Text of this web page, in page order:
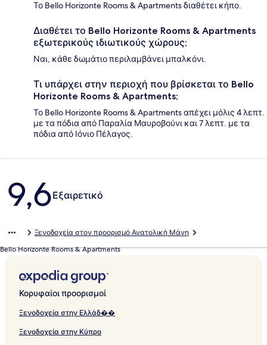
Το Bello Horizonte Rooms & Apartments διαθέτει κήπο.
Διαθέτει το Bello Horizonte Rooms & Apartments
εξωτερικούς ιδιωτικούς χώρους;
Ναι, κάθε δωμάτιο περιλαμβάνει μπαλκόνι.
Τι υπάρχει στην περιοχή που βρίσκεται το Bello
Horizonte Rooms & Apartments;
Το Bello Horizonte Rooms & Apartments απέχει μόλις 4 λεπτ.
με τα πόδια από Παραλία Μαυροβούνι και 7 λεπτ. με τα
πόδια από Ιόνιο Πέλαγος.
Σχόλια
9,6Εξαιρετικό
Ξενοδοχεία στον προορισμό Ανατολική Μάνη
Bello Horizonte Rooms & Apartments
Κορυφαίοι προορισμοί
Ξενοδοχεία στην Ελλάδ��
Ξενοδοχεία στην Κύπρο